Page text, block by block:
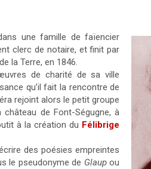
une fa­mille de faïencier
clerc de notaire, et finit par
la Terre, en 1846.
de charité de sa ville
qu’il fait la rencontre de
rejoint alors le petit groupe
de Font-Ségugne, à
à la création du Félibrige
des poésies empreintes
le pseudonyme de Glaupou